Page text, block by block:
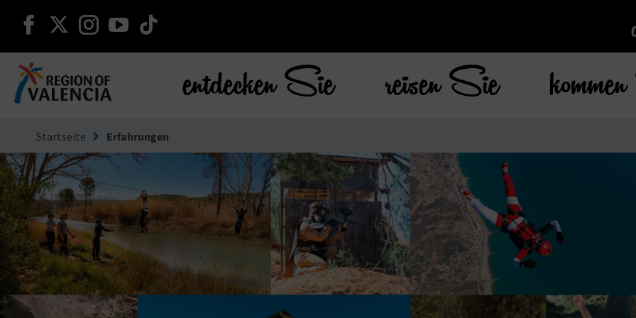
weiter auf facebook
weiter auf twitter
weiter auf instagram
weiter auf youtube
Gehe zu Comunitat Valenciana
entdecken Sie reisen Sie
Startseite Erfahrungen